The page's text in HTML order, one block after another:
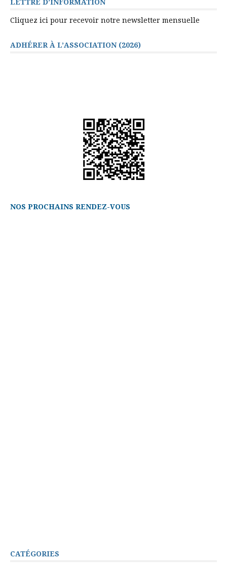
LETTRE D’INFORMATION
Cliquez ici pour recevoir notre newsletter mensuelle
ADHÉRER À L’ASSOCIATION (2026)
NOS PROCHAINS RENDEZ-VOUS
CATÉGORIES